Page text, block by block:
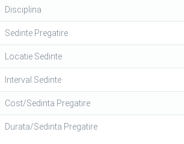
Disciplina
Sedinte Pregatire
Locatie Sedinte
Interval Sedinte
Cost/Sedinta Pregatire
Durata/Sedinta Pregatire